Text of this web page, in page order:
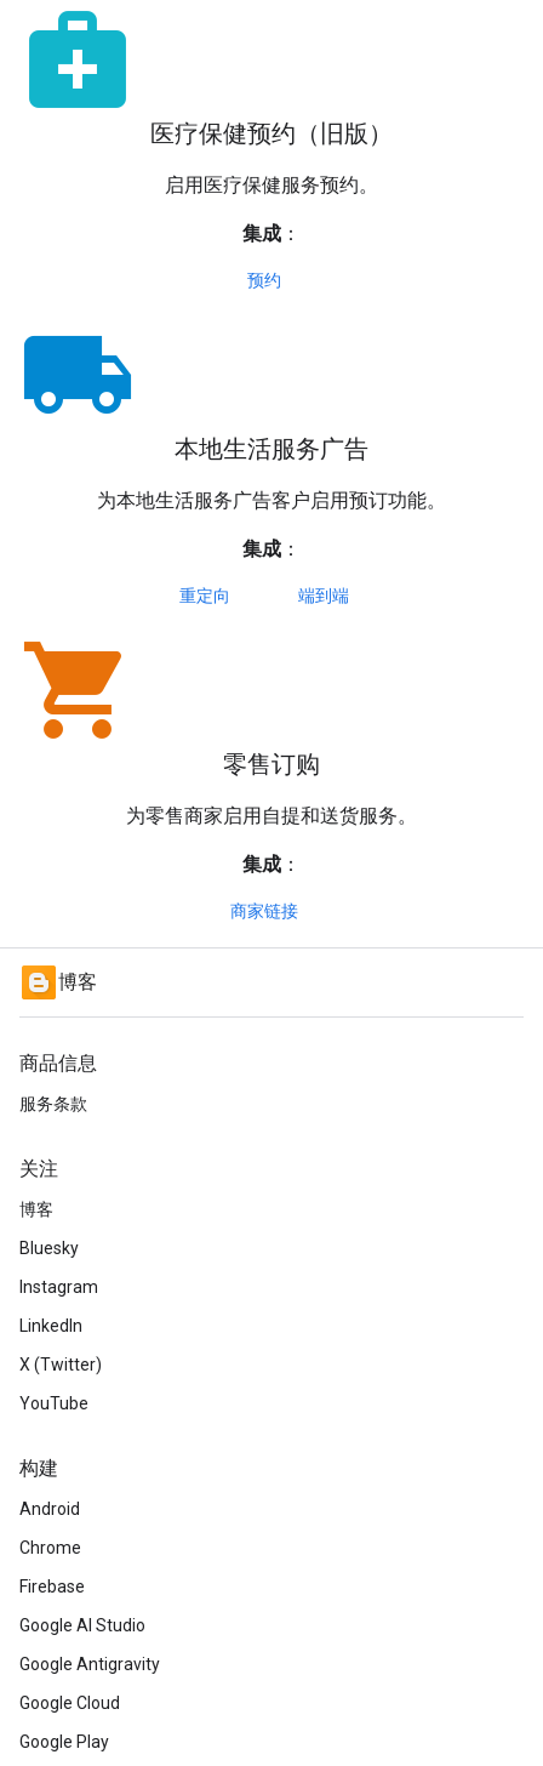
medical_services
医疗保健预约（旧版）
启用医疗保健服务预约。
集成 ：
预约
local_shipping
本地生活服务广告
为本地生活服务广告客户启用预订功能。
集成 ：
重定向 端到端
local_grocery_store
零售订购
为零售商家启用自提和送货服务。
集成 ：
商家链接
博客
商品信息
服务条款
关注
博客
Bluesky
Instagram
LinkedIn
X (Twitter)
YouTube
构建
Android
Chrome
Firebase
Google AI Studio
Google Antigravity
Google Cloud
Google Play